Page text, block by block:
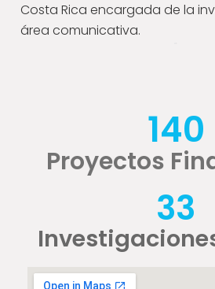
Costa Rica encargada de la
área comunicativa.
Proyectos
140
33